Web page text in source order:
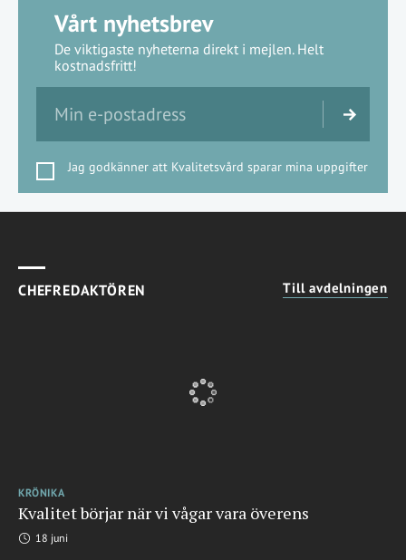
Vårt nyhetsbrev
De viktigaste nyheterna direkt i mejlen. Helt
kostnadsfritt!
Jag godkänner att Kvalitetsvård sparar mina uppgifter
CHEFREDAKTÖREN Till avdelningen
KRÖNIKA
Kvalitet börjar när vi vågar vara överens
18 juni